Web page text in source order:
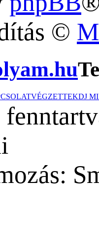
©
VÉGZETTEKDJ